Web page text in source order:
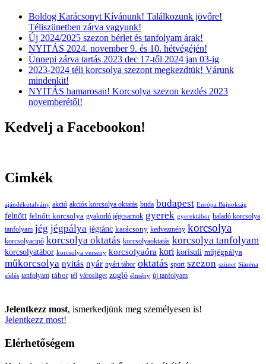
Boldog Karácsonyt Kívánunk! Találkozunk jövőre!
Téliszünetben zárva vagyunk!
Új 2024/2025 szezon bérlet és tanfolyam árak!
NYITÁS 2024. november 9. és 10. hétvégéjén!
Ünnepi zárva tartás 2023 dec 17-től 2024 jan 03-ig
2023-2024 téli korcsolya szezont megkezdtük! Várunk
mindenkit!
NYITÁS hamarosan! Korcsolya szezon kezdés 2023
novemberétől!
Kedvelj a Facebookon!
Cimkék
ajándékutalvány akció akciós korcsolya oktatás buda budapest Európa Bajnokság
felnőtt felnőtt korcsolya gyakorló jégcsarnok gyerek gyerektábor haladó korcsolya
tanfolyam jég jégpálya jégtánc karácsony kedvezmény korcsolya
korcsolyacipő korcsolya oktatás korcsolyaoktatás korcsolya tanfolyam
korcsolyatábor korcsolya verseny korcsolyaóra kori korisuli műjégpálya
műkorcsolya nyitás nyár nyári tábor oktatás sport szezon szünet Síaréna
síelés tanfolyam tábor tél városliget zugló élmény új tanfolyam
Jelentkezz most, ismerkedjünk meg személyesen is!
Jelentkezz most!
Elérhetőségem